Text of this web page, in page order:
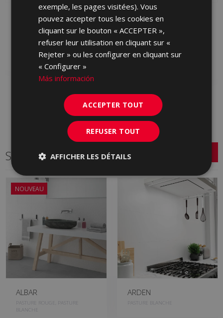
BLENDING MARFIL 30 X
KTK670 | 30x90
Ajouter aux favoris
BLENDING MEDLEY
MARFIL (graphic) 30 X
90
LBZ670 | 30x90
Ajouter aux favoris
Série connexe
NOUVEAU
ALBAR
PASTURE ROUGE, PASTURE
BLANCHE
ARDEN
PASTURE BLANCHE
exemple, les pages visitées). Vous
pouvez accepter tous les cookies en
cliquant sur le bouton « ACCEPTER »,
refuser leur utilisation en cliquant sur «
Rejeter » ou les configurer en cliquant sur
« Configurer »
Más información
ACCEPTER TOUT
REFUSER TOUT
AFFICHER LES DÉTAILS